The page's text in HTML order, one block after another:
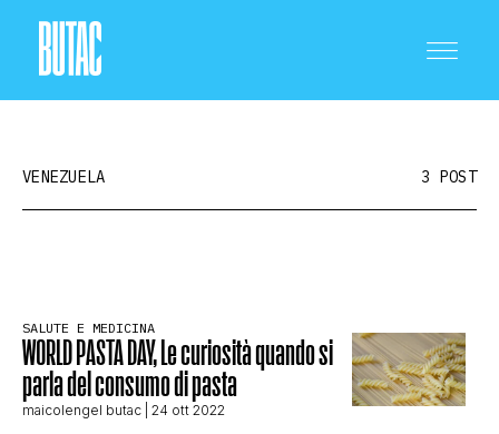
SCIENZA E TECNOLOGIA
VENEZUELA 3 POST
SALUTE E MEDICINA
WORLD PASTA DAY, Le curiosità quando si
parla del consumo di pasta
maicolengel butac | 24 ott 2022